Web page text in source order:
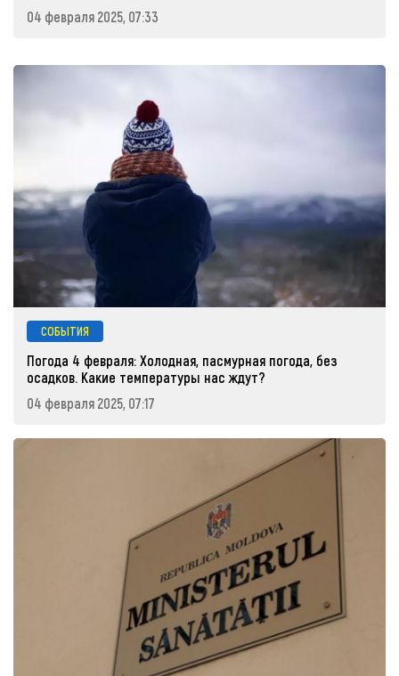
04 февраля 2025, 07:33
СОБЫТИЯ
Погода 4 февраля: Холодная, пасмурная погода, без
осадков. Какие температуры нас ждут?
04 февраля 2025, 07:17